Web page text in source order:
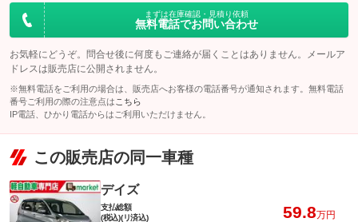
まずは在庫確認・見積り依頼
無料電話でお問い合わせ
お気軽にどうぞ。問合せ後に何度もご連絡が届くことはありません。メールア
ドレスは販売店に公開されません。
※無料電話をご利用の場合は、販売店へお客様の電話番号が通知されます。無料電話
番号ご利用の際の注意点は こちら
IP電話、ひかり電話からはご利用いただけません。
この販売店の同一車種
デイズ
支払総額
(税込)(リ済込)
59.8万円